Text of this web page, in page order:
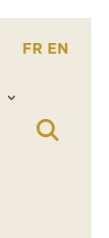
FR EN